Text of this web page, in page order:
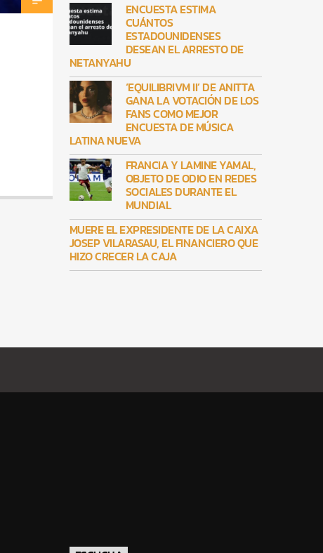
ENCUESTA ESTIMA
CUÁNTOS
ESTADOUNIDENSES
DESEAN EL ARRESTO DE
NETANYAHU
‘EQUILIBRIVM II’ DE ANITTA
GANA LA VOTACIÓN DE LOS
FANS COMO MEJOR
ENCUESTA DE MÚSICA
LATINA NUEVA
FRANCIA Y LAMINE YAMAL,
OBJETO DE ODIO EN REDES
SOCIALES DURANTE EL
MUNDIAL
MUERE EL EXPRESIDENTE DE LA CAIXA
JOSEP VILARASAU, EL FINANCIERO QUE
HIZO CRECER LA CAJA